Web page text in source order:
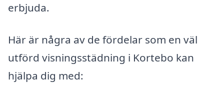
erbjuda.
Här är några av de fördelar som en väl
utförd visningsstädning i Kortebo kan
hjälpa dig med: